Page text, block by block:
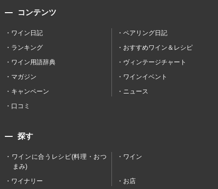
コンテンツ
ワイン日記
ペアリング日記
ランキング
おすすめワイン＆レシピ
ワイン用語辞典
ヴィンテージチャート
マガジン
ワインイベント
キャンペーン
ニュース
口コミ
探す
ワインに合うレシピ(料理・おつ
まみ)
ワイン
ワイナリー お店